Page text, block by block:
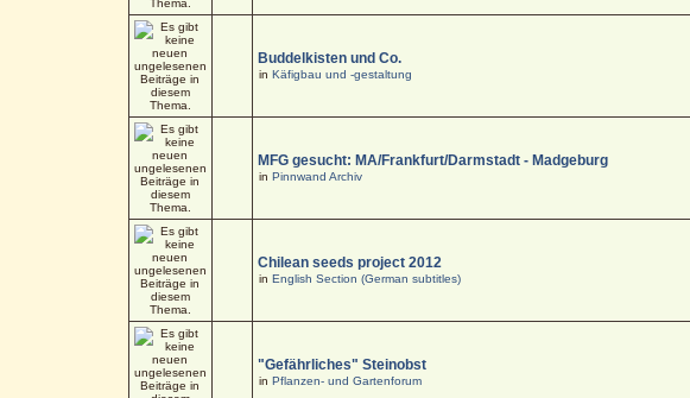
Buddelkisten und Co.
in Käfigbau und -gestaltung
MFG gesucht: MA/Frankfurt/Darmstadt - Madgeburg
in Pinnwand Archiv
Chilean seeds project 2012
in English Section (German subtitles)
"Gefährliches" Steinobst
in Pflanzen- und Gartenforum